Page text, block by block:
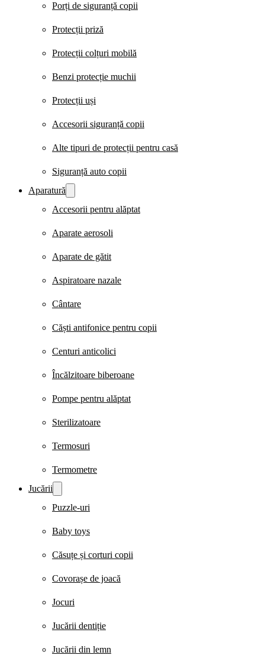
Porți de siguranță copii
Protecții priză
Protecții colțuri mobilă
Benzi protecție muchii
Protecții uși
Accesorii siguranță copii
Alte tipuri de protecții pentru casă
Siguranță auto copii
Aparatură
Accesorii pentru alăptat
Aparate aerosoli
Aparate de gătit
Aspiratoare nazale
Cântare
Căști antifonice pentru copii
Centuri anticolici
Încălzitoare biberoane
Pompe pentru alăptat
Sterilizatoare
Termosuri
Termometre
Jucării
Puzzle-uri
Baby toys
Căsuțe și corturi copii
Covorașe de joacă
Jocuri
Jucării dentiție
Jucării din lemn